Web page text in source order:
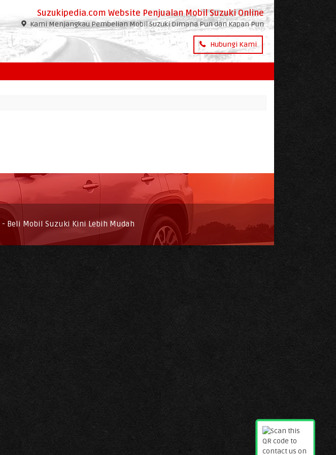
Suzukipedia.com Website Penjualan Mobil Suzuki Online
Kami Menjangkau Pembelian Mobil Suzuki Dimana Pun dan Kapan Pun
Hubungi Kami
- Beli Mobil Suzuki Kini Lebih Mudah